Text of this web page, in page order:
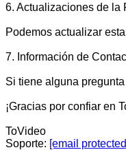
6. Actualizaciones de la
Podemos actualizar
7. Información de
Si tiene alguna
¡Gracias por confiar en
ToVideo
Soporte: [email